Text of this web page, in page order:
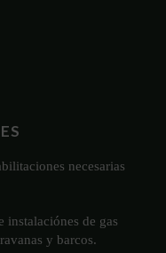
necesarias
de gas
y barcos.